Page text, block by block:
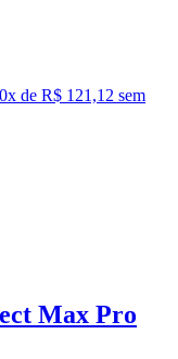
x de R$ 121,12 sem
Max Pro